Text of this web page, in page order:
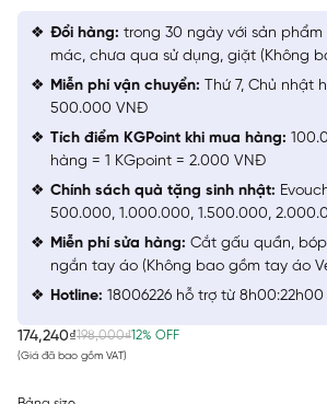
174,240₫198,000₫12% OFF
(Giá đã bao gồm VAT)
Đổi hàng: trong 30 ngày với sản
mác, chưa qua sử dụng, giặt (Không
Miễn phí vận chuyển: Thứ 7, Chủ nhật
500.000 VNĐ
Tích điểm KGPoint khi mua hàng:
hàng = 1 KGpoint = 2.000 VNĐ
Chính sách quà tặng sinh nhật:
500.000, 1.000.000, 1.500.000,
Miễn phí sửa hàng: Cắt gấu quần,
ngắn tay áo (Không bao gồm tay áo
Hotline: 18006226 hỗ trợ từ 8h00:22h00